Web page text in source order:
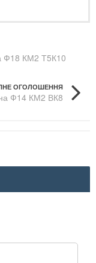
Ф18 КМ2 Т5К10
ОГОЛОШЕННЯ
Ф14 КМ2 ВК8